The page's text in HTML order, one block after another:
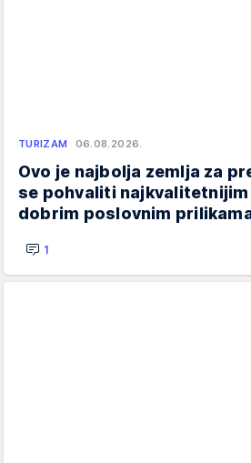
TURIZAM 06.08.2026.
Ovo je najbolja zemlja za
se pohvaliti najkvalitetnijim
dobrim poslovnim
1